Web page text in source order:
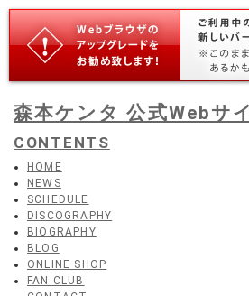
森本ケンタ 公式Webサ
CONTENTS
HOME
NEWS
SCHEDULE
DISCOGRAPHY
BIOGRAPHY
BLOG
ONLINE SHOP
FAN CLUB